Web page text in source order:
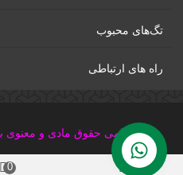
تگ‌های محبوب
راه های ارتباطی
تمامی حقوق مادی و معنوی
0
0